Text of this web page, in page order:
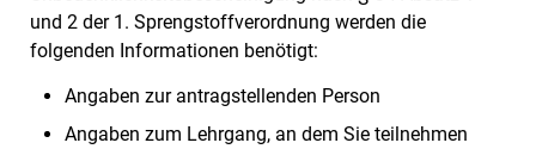
und 2 der 1. Sprengstoffverordnung werden die
folgenden Informationen benötigt:
Angaben zur antragstellenden Person
Angaben zum Lehrgang, an dem Sie teilnehmen